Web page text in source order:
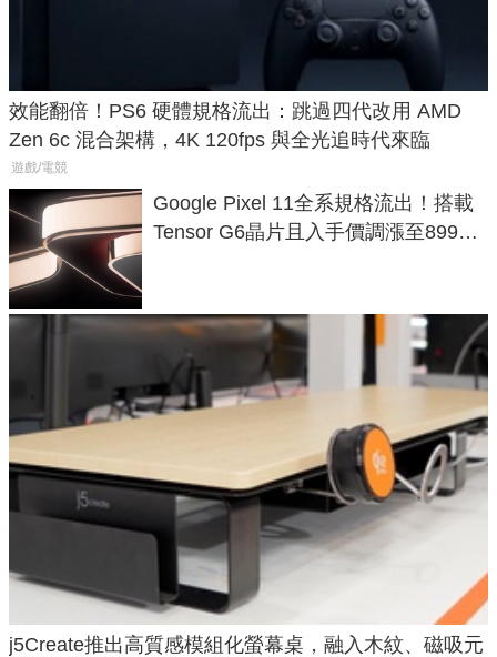
效能翻倍！PS6 硬體規格流出：跳過四代改用 AMD
Zen 6c 混合架構，4K 120fps 與全光追時代來臨
遊戲/電競
Google Pixel 11全系規格流出！搭載
Tensor G6晶片且入手價調漲至899美
j5Create推出高質感模組化螢幕桌，融入木紋、磁吸元